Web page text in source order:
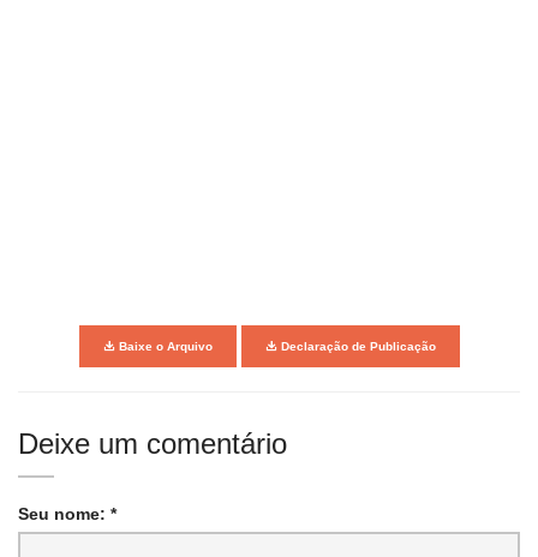
Baixe o Arquivo Declaração de Publicação
Deixe um comentário
Seu nome: *